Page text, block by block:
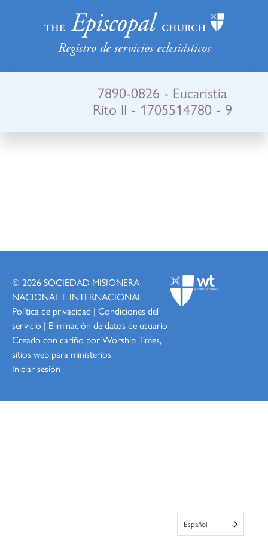
Registro de servicios eclesiásticos
7890-0826 - Eucaristía
Rito II - 1705514780 - 9
© 2026SOCIEDAD MISIONERA
NACIONAL E INTERNACIONAL
Política de privacidad | Condiciones del
servicio | Eliminación de datos de usuario
Creado con cariño por WorshipTimes,
sitios web para ministerios
Iniciar sesión
Español